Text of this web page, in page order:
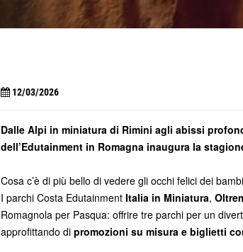
12/03/2026
Dalle Alpi in miniatura di Rimini agli abissi
dell’Edutainment in Romagna inaugura la
Cosa c’è di più bello di vedere gli occhi felici dei
I parchi Costa Edutainment Italia in Miniatura,
Romagnola per Pasqua: offrire tre parchi per un
approfittando di promozioni su misura e biglietti